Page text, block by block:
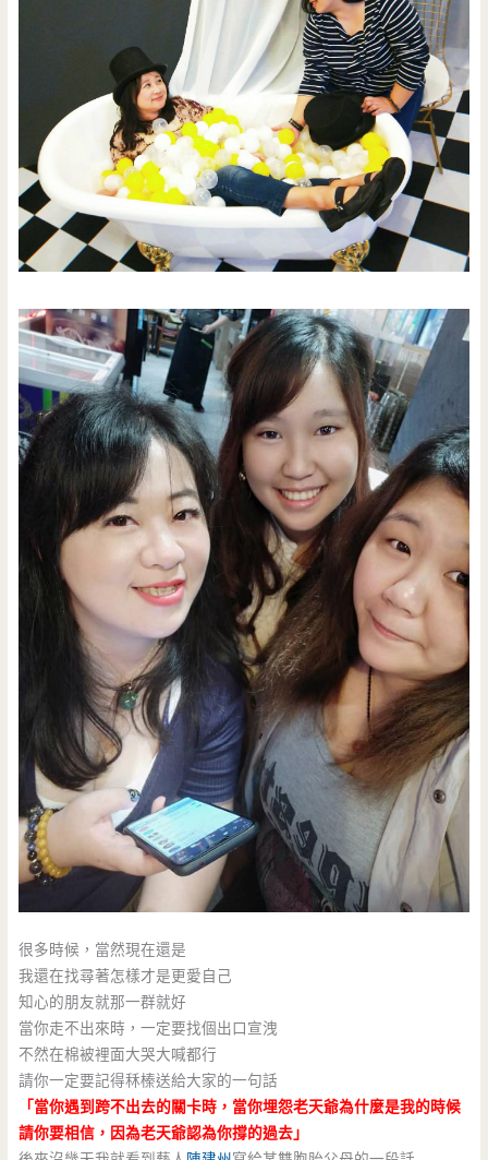
很多時候，當然現在還是
我還在找尋著怎樣才是更愛自己
知心的朋友就那一群就好
當你走不出來時，一定要找個出口宣洩
不然在棉被裡面大哭大喊都行
請你一定要記得秝榛送給大家的一句話
「當你遇到跨不出去的關卡時，當你埋怨老天爺為什麼是我的時候
請你要相信，因為老天爺認為你撐的過去」